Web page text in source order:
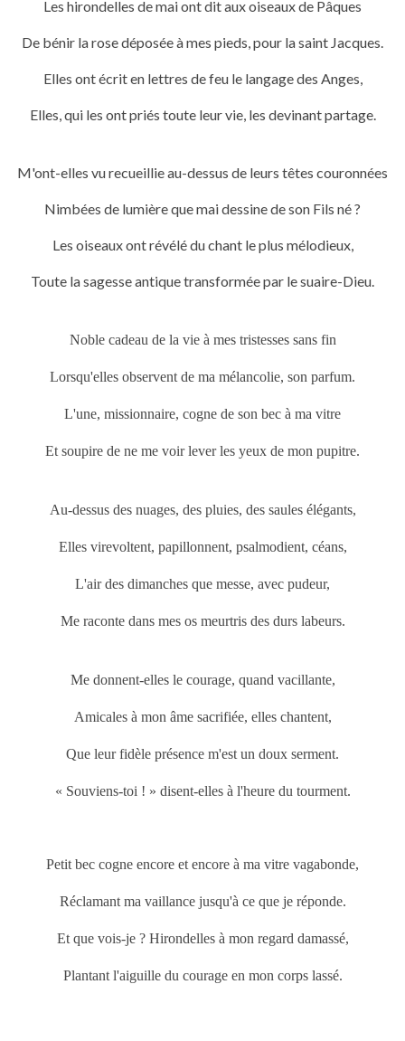
Les hirondelles de mai ont dit aux oiseaux de Pâques
De bénir la rose déposée à mes pieds, pour la saint Jacques.
Elles ont écrit en lettres de feu le langage des Anges,
Elles, qui les ont priés toute leur vie, les devinant partage.
M'ont-elles vu recueillie au-dessus de leurs têtes couronnées
Nimbées de lumière quemai dessine de son Fils né ?
Les oiseaux ont révélé du chant le plus mélodieux,
Toute la sagesse antique transformée par le suaire-Dieu.
Noble cadeau de la vie à mes tristesses sans fin
Lorsqu'elles observent de ma mélancolie, son parfum.
L'une, missionnaire, cogne de son bec à ma vitre
Et soupire de ne me voir lever les yeux de mon pupitre.
Au-dessus des nuages, des pluies, des saules élégants,
Elles virevoltent, papillonnent, psalmodient, céans,
L'air des dimanches que messe, avec pudeur,
Me raconte dans mes os meurtris des durs labeurs.
Me donnent-elles le courage, quand vacillante,
Amicales à mon âme sacrifiée, elles chantent,
Que leur fidèle présence m'est un doux serment.
« Souviens-toi ! » disent-elles à l'heure du tourment.
Petit bec cogne encore et encore à ma vitre vagabonde,
Réclamant ma vaillance jusqu'à ce que je réponde.
Et que vois-je ? Hirondelles à mon regard damassé,
Plantant l'aiguille du courage en mon corps lassé.